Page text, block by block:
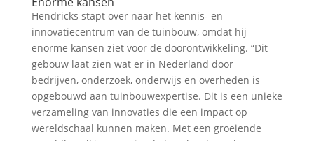
Hendricks stapt over naar het kennis- en
innovatiecentrum van de tuinbouw, omdat hij
enorme kansen ziet voor de doorontwikkeling. “Dit
gebouw laat zien wat er in Nederland door
bedrijven, onderzoek, onderwijs en overheden is
opgebouwd aan tuinbouwexpertise. Dit is een unieke
verzameling van innovaties die een impact op
wereldschaal kunnen maken. Met een groeiende